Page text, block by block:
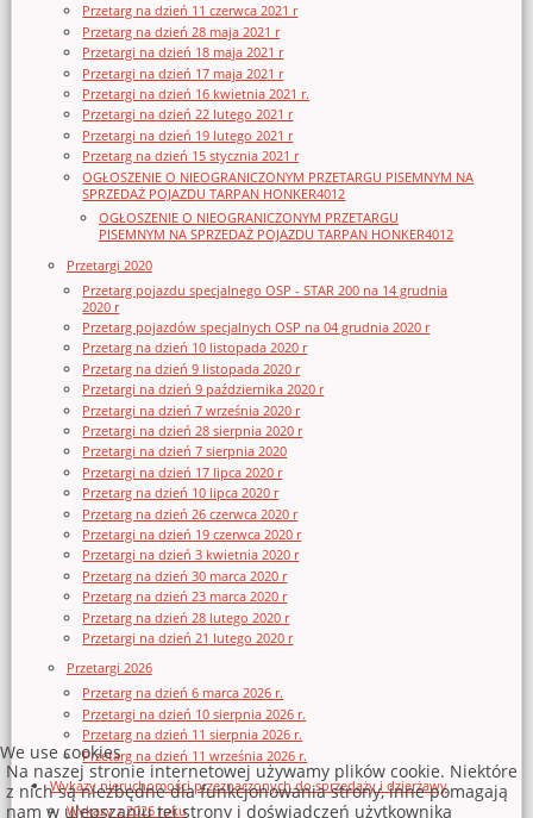
Przetarg na dzień 11 czerwca 2021 r
Przetarg na dzień 28 maja 2021 r
Przetargi na dzień 18 maja 2021 r
Przetargi na dzień 17 maja 2021 r
Przetargi na dzień 16 kwietnia 2021 r.
Przetargi na dzień 22 lutego 2021 r
Przetargi na dzień 19 lutego 2021 r
Przetarg na dzień 15 stycznia 2021 r
OGŁOSZENIE O NIEOGRANICZONYM PRZETARGU PISEMNYM NA
SPRZEDAŻ POJAZDU TARPAN HONKER4012
OGŁOSZENIE O NIEOGRANICZONYM PRZETARGU
PISEMNYM NA SPRZEDAŻ POJAZDU TARPAN HONKER4012
Przetargi 2020
Przetarg pojazdu specjalnego OSP - STAR 200 na 14 grudnia
2020 r
Przetarg pojazdów specjalnych OSP na 04 grudnia 2020 r
Przetarg na dzień 10 listopada 2020 r
Przetarg na dzień 9 listopada 2020 r
Przetargi na dzień 9 października 2020 r
Przetargi na dzień 7 września 2020 r
Przetargi na dzień 28 sierpnia 2020 r
Przetargi na dzień 7 sierpnia 2020
Przetargi na dzień 17 lipca 2020 r
Przetarg na dzień 10 lipca 2020 r
Przetarg na dzień 26 czerwca 2020 r
Przetargi na dzień 19 czerwca 2020 r
Przetargi na dzień 3 kwietnia 2020 r
Przetarg na dzień 30 marca 2020 r
Przetarg na dzień 23 marca 2020 r
Przetarg na dzień 28 lutego 2020 r
Przetargi na dzień 21 lutego 2020 r
Przetargi 2026
Przetarg na dzień 6 marca 2026 r.
Przetargi na dzień 10 sierpnia 2026 r.
Przetarg na dzień 11 sierpnia 2026 r.
Przetarg na dzień 11 września 2026 r.
Wykazy nieruchomości przeznaczonych do sprzedaży i dzierżawy
Wykazy z 2026 roku
We use cookies
Na naszej stronie internetowej używamy plików cookie. Niektóre
z nich są niezbędne dla funkcjonowania strony, inne pomagają
nam w ulepszaniu tej strony i doświadczeń użytkownika